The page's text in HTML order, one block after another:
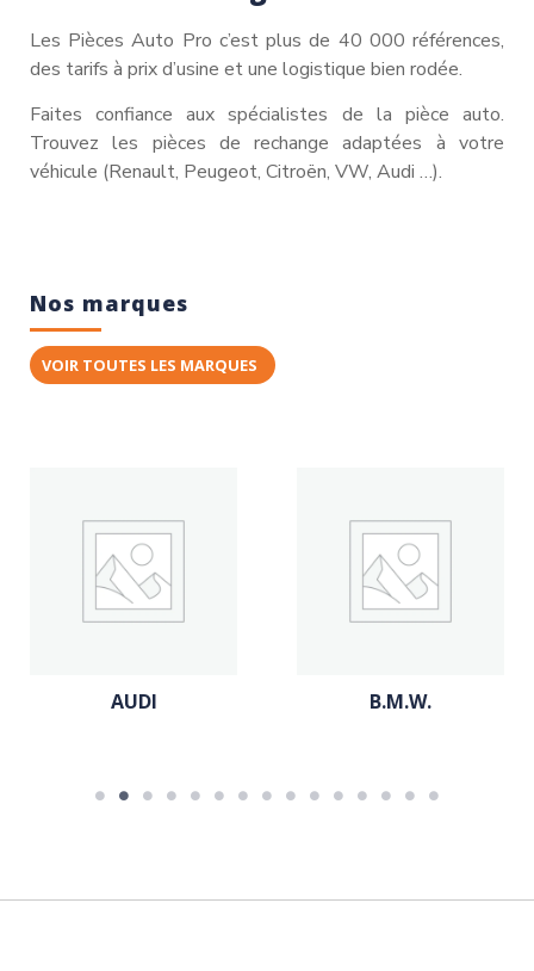
Les Pièces Auto Pro c’est plus de 40 000 références,
des tarifs à prix d’usine et une logistique bien rodée.
Faites confiance aux spécialistes de la pièce auto.
Trouvez les pièces de rechange adaptées à votre
véhicule (Renault, Peugeot, Citroën, VW, Audi …).
Nos marques
VOIR TOUTES LES MARQUES
AUDI B.M.W.